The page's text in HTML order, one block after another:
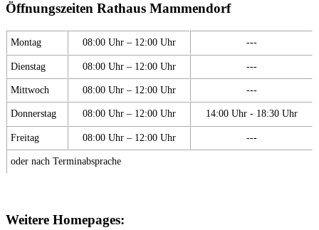
Öffnungszeiten Rathaus Mammendorf
Montag 08:00 Uhr – 12:00 Uhr ---
Dienstag 08:00 Uhr – 12:00 Uhr ---
Mittwoch 08:00 Uhr – 12:00 Uhr ---
Donnerstag 08:00 Uhr – 12:00 Uhr 14:00 Uhr - 18:30 Uhr
Freitag 08:00 Uhr – 12:00 Uhr ---
oder nach Terminabsprache
Weitere Homepages: